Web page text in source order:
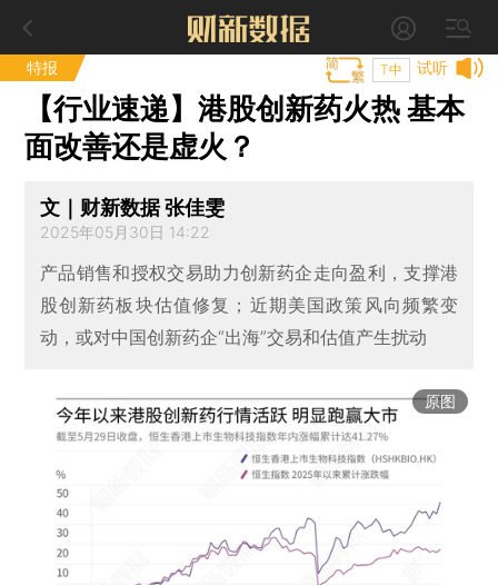
特报 试听
T中
【行业速递】港股创新药火热 基本
面改善还是虚火？
文｜财新数据 张佳雯
2025年05月30日 14:22
产品销售和授权交易助力创新药企走向盈利，支撑港
股创新药板块估值修复；近期美国政策风向频繁变
动，或对中国创新药企“出海”交易和估值产生扰动
原图